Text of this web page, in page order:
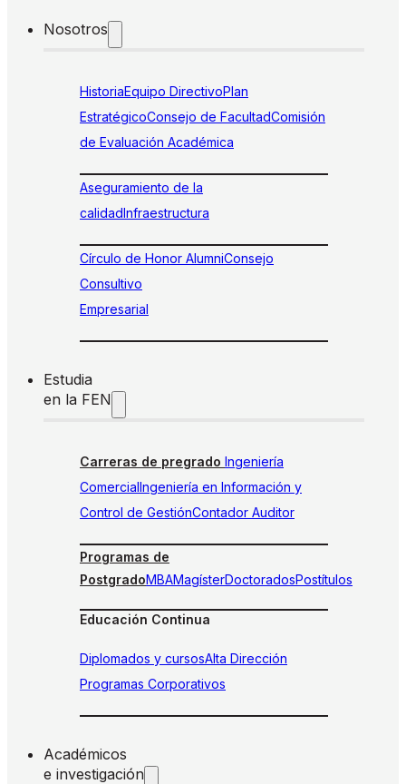
Nosotros
HistoriaEquipo DirectivoPlan
EstratégicoConsejo de FacultadComisión
de Evaluación Académica
Aseguramiento de la
calidadInfraestructura
Círculo de Honor AlumniConsejo
Consultivo
Empresarial
Estudia
en la FEN
Carreras de pregrado Ingeniería
ComercialIngeniería en Información y
Control de GestiónContador Auditor
Programas de
PostgradoMBAMagísterDoctoradosPostítulos
Educación Continua
Diplomados y cursosAlta Dirección
Programas Corporativos
Académicos
e investigación